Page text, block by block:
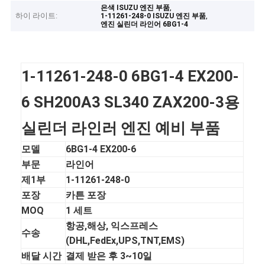
하이 라이트:
은색 ISUZU 엔진 부품,
1-11261-248-0 ISUZU 엔진 부품,
엔진 실린더 라인어 6BG1-4
1-11261-248-0 6BG1-4 EX200-
6 SH200A3 SL340 ZAX200-3용
실린더 라인러 엔진 예비 부품
모델
6BG1-4 EX200-6
부문
라인어
제1부
1-11261-248-0
포장
카튼 포장
MOQ
1 세트
수송
항공,해상, 익스프레스
(DHL,FedEx,UPS,TNT,EMS)
배달 시간 결제 받은 후 3~10일